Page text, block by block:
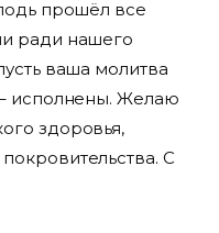
прошёл все
ради нашего
ваша молитва
исполнены. Желаю
здоровья,
С